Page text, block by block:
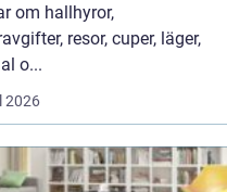
om hallhyror,
resor, cuper, läger,
o...
2026